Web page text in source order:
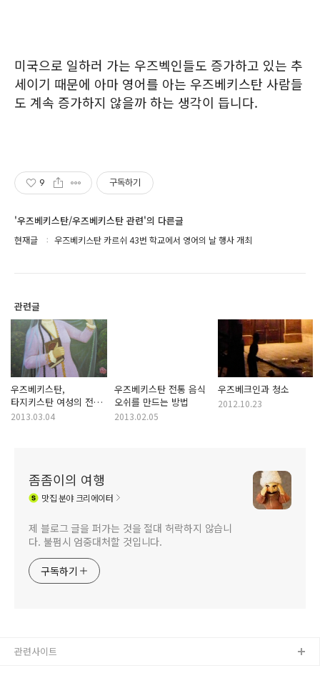
미국으로 일하러 가는 우즈벡인들도 증가하고 있는 추
세이기 때문에 아마 영어를 아는 우즈베키스탄 사람들
도 계속 증가하지 않을까 하는 생각이 듭니다.
9 구독하기
'우즈베키스탄/우즈베키스탄 관련'의 다른글
현재글 우즈베키스탄 카르쉬 43번 학교에서 영어의 날 행사 개최
관련글
우즈베키스탄,
타지키스탄 여성의 전통
머리 땋기
2013.03.04
우즈베키스탄 전통 음식
오쉬를 만드는 방법
2013.02.05
우즈베크인과 청소
2012.10.23
좀좀이의 여행
맛집분야 크리에이터
제 블로그 글을 퍼가는 것을 절대 허락하지 않습니
다. 불펌시 엄중대처할 것입니다.
구독하기
관련사이트